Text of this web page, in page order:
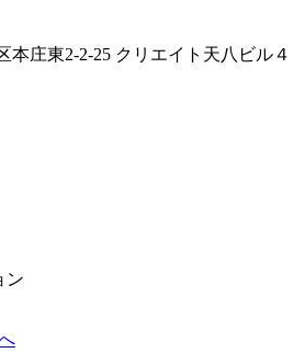
庄東2-2-25 クリエイト天八ビル４
ン